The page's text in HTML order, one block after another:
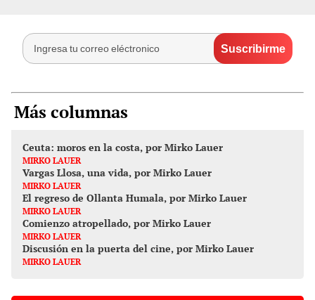
Más columnas
Ceuta: moros en la costa, por Mirko Lauer
MIRKO LAUER
Vargas Llosa, una vida, por Mirko Lauer
MIRKO LAUER
El regreso de Ollanta Humala, por Mirko Lauer
MIRKO LAUER
Comienzo atropellado, por Mirko Lauer
MIRKO LAUER
Discusión en la puerta del cine, por Mirko Lauer
MIRKO LAUER